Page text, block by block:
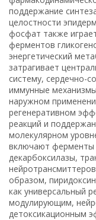
поддержание
целостности
фосфат также
ферментов
энергетический
затрагивает
систему, сердечно-
иммунные
наружном
регенеративном
реакций и
молекулярном
включают ферменты
декарбоксилазы,
образом,
как универсальный
модулирующим,
детоксикационным